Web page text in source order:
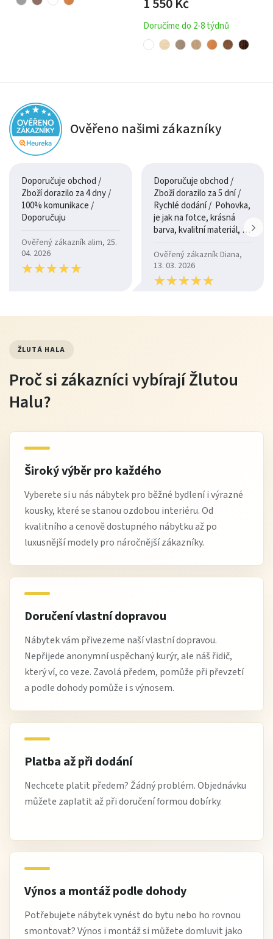
Doručíme do 2-8 týdnů
Ověřeno našimi zákazníky
Doporučuje obchod /
Zboží dorazilo za 4 dny /
100% komunikace /
Doporučuju
Ověřený zákazník alim, 25.
04. 2026
★★★★★
★★★★★
Doporučuje obchod /
Zboží dorazilo za 5 dní /
Rychlé dodání / Pohovka,
je jak na fotce, krásná
barva, kvalitní materiál, a
Ověřený zákazník Diana,
13. 03. 2026
★★★★★
★★★★★
ŽLUTÁ HALA
Proč si zákazníci vybírají Žlutou
Halu?
Široký výběr pro každého
Vyberete si u nás nábytek pro běžné bydlení i výrazné
kousky, které se stanou ozdobou interiéru. Od
kvalitního a cenově dostupného nábytku až po
luxusnější modely pro náročnější zákazníky.
Doručení vlastní dopravou
Nábytek vám přivezeme naší vlastní dopravou.
Nepřijede anonymní uspěchaný kurýr, ale náš řidič,
který ví, co veze. Zavolá předem, pomůže při převzetí
a podle dohody pomůže i s výnosem.
Platba až při dodání
Nechcete platit předem? Žádný problém. Objednávku
můžete zaplatit až při doručení formou dobírky.
Výnos a montáž podle dohody
Potřebujete nábytek vynést do bytu nebo ho rovnou
smontovat? Výnos i montáž si můžete domluvit jako